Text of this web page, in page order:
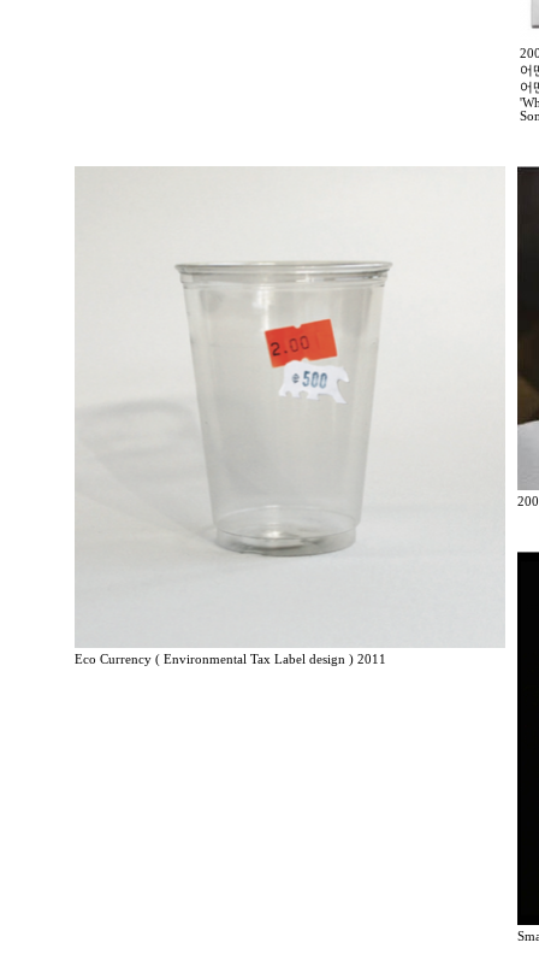
어
어
Eco Currency ( Environmental Tax Label design ) 2011